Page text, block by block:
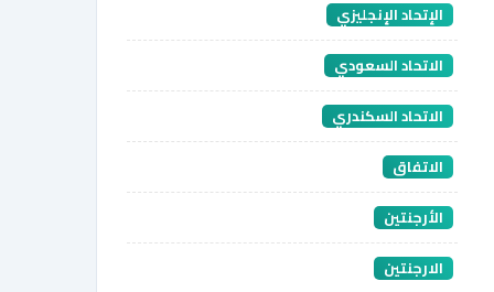
الإتحاد الإنجليزي
الاتحاد السعودي
الاتحاد السكندري
الاتفاق
الأرجنتين
الارجنتين